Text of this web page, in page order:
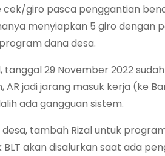
giro pasca penggantian
menyiapkan 5 giro dengan
dana desa.
tanggal 29 November 2022
AR jadi jarang masuk kerja (ke
ada gangguan sistem.
tambah Rizal untuk
akan disalurkan saat ada